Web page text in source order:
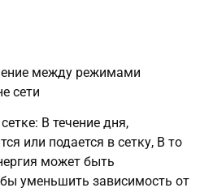
между режимами
сети
В течение дня,
или подается в сетку, В то
может быть
уменьшить зависимость от